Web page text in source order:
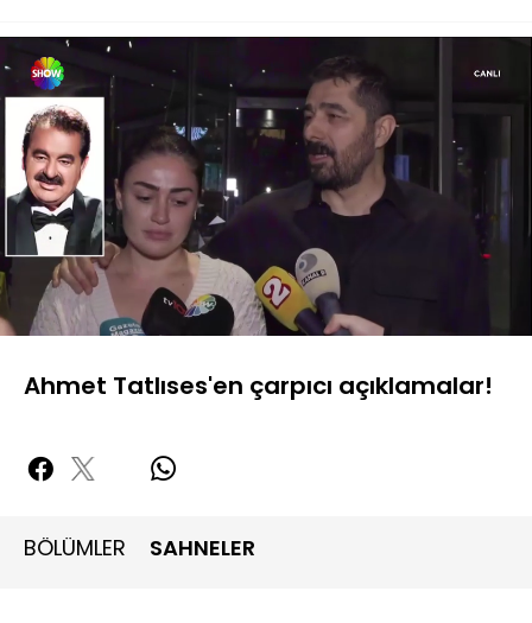
Sesi
Aç
480P
Yüklendi
12.76%
Hızı
Ahmet Tatlıses'en çarpıcı açıklamalar!
BÖLÜMLER SAHNELER